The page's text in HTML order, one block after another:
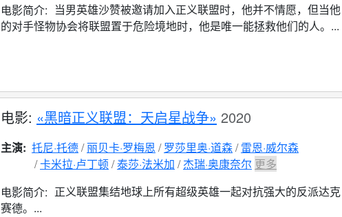
电影简介: 当男英雄沙赞被邀请加入正义联盟时，他并不情愿，但当他
的对手怪物协会将联盟置于危险境地时，他是唯一能拯救他们的人。...
电影: «黑暗正义联盟：天启星战争» 2020
主演: 托尼·托德 丽贝卡·罗梅恩 罗莎里奥·道森 雷恩·威尔森
卡米拉·卢丁顿 泰莎·法米加 杰瑞·奥康奈尔 更多
电影简介: 正义联盟集结地球上所有超级英雄一起对抗强大的反派达克
赛德。...